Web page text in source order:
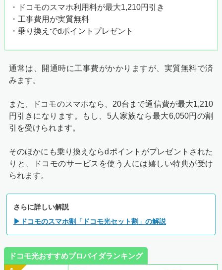
・ドコモのスマホ利用料が最大1,210円引き
・工事費用が実質無料
・乗り換えでdポイントプレゼント
通常は、開通時に工事費がかかりますが、実質無料で済
みます。
また、ドコモのスマホなら、20台まで通信費が最大1,210
円引きになります。もし、5人家族なら最大6,050円の割
引を受けられます。
そのほかにも乗り換えならdポイントがプレゼントされた
りと、ドコモのサービスを使う人には嬉しい特典が受け
られます。
さらに詳しい解説
▶ドコモのスマホ割「ドコモ光セット割」の解説
ドコモ光おすすめプロバイダランキング